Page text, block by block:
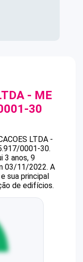
- ME
30
LTDA -
0001-30.
3 anos, 9
03/11/2022. A
e sua principal
de edifícios.